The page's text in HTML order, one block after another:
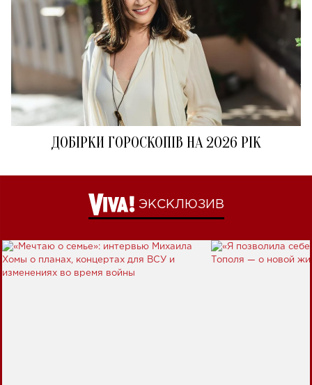
ДОБІРКИ ГОРОСКОПІВ НА 2026 РІК
ЭКСКЛЮЗИВ